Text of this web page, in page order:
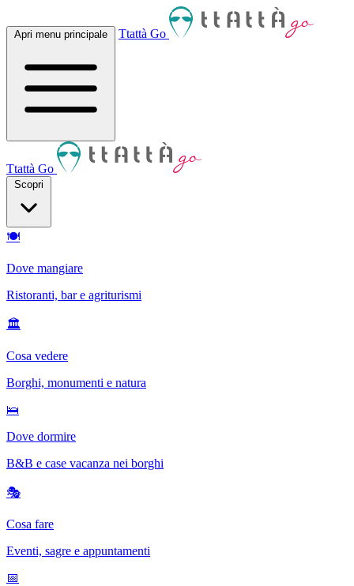
Apri menu principale Ttattà Go
Ttattà Go
Scopri
🍽
Dove mangiare
Ristoranti, bar e agriturismi
🏛
Cosa vedere
Borghi, monumenti e natura
🛌
Dove dormire
B&B e case vacanza nei borghi
🎭
Cosa fare
Eventi, sagre e appuntamenti
📅